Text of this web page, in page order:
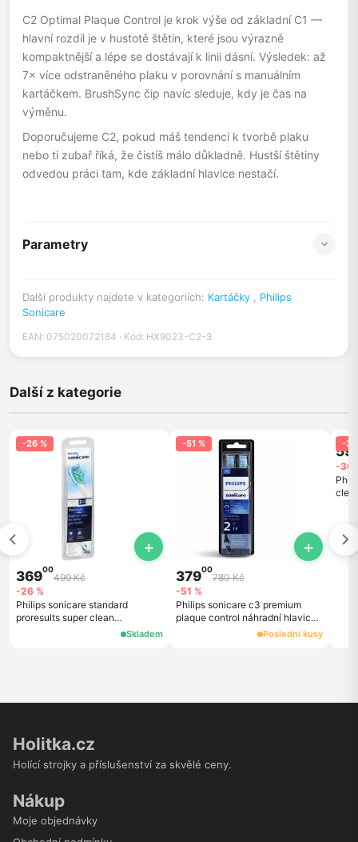
C2 Optimal Plaque Control je krok výše od základní C1 —
hlavní rozdíl je v hustotě štětin, které jsou výrazně
kompaktnější a lépe se dostávají k linii dásní. Výsledek: až
7× více odstraněného plaku v porovnání s manuálním
kartáčkem. BrushSync čip navíc sleduje, kdy je čas na
výměnu.
Doporučujeme C2, pokud máš tendenci k tvorbě plaku
nebo ti zubař říká, že čistíš málo důkladně. Hustší štětiny
odvedou práci tam, kde základní hlavice nestačí.
Parametry
Další produkty najdete v kategoriích: Kartáčky
Philips
Sonicare
EAN: 075020072184 · Kód: HX9023-C2-3
Další z kategorie
-26 %
+
36900
499 Kč
-26 %
Philips sonicare standard
proresults super clean
hx6013/64 náhradní hlaviceSkladem
-51 %
+
37900
780 Kč
-51 %
Philips sonicare c3 premium
plaque control náhradní hlavice
hx9042/65, 2 ks, černáPoslední kusy
-30
-30
Holitka.cz
Holící strojky a příslušenství za skvělé ceny.
Nákup
Moje objednávky